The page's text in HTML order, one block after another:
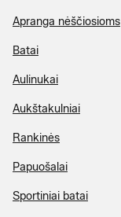
Apranga nėščiosioms
Batai
Aulinukai
Aukštakulniai
Rankinės
Papuošalai
Sportiniai batai